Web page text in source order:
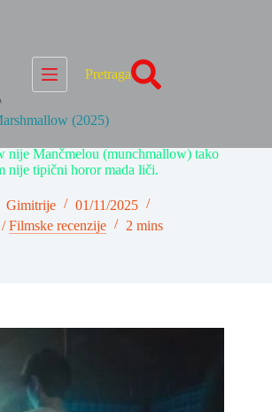
Pretraga
(2025)
nije Mančmelou (munchmallow) tako
nije tipični horor mada liči.
Gimitrije
01/11/2025
Filmske recenzije 2 mins